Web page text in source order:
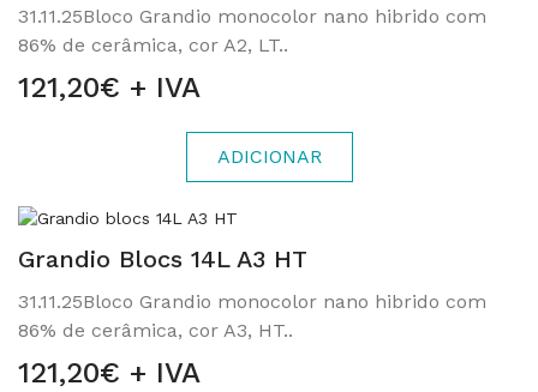
31.11.25Bloco Grandio monocolor nano hibrido com
86% de cerâmica, cor A2, LT..
121,20€ + IVA
ADICIONAR
Grandio Blocs 14L A3 HT
31.11.25Bloco Grandio monocolor nano hibrido com
86% de cerâmica, cor A3, HT..
121,20€ + IVA